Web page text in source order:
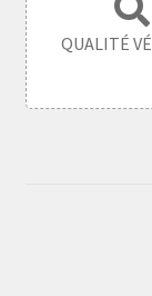
QUALITÉ